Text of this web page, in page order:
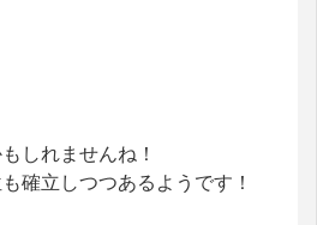
しれませんね！
確立しつつあるようです！